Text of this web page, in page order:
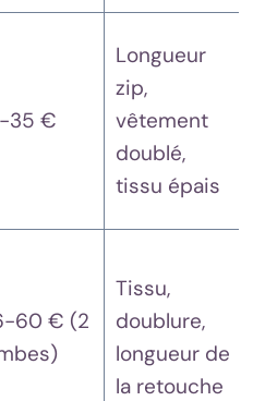
35 €
Longueur
zip,
vêtement
doublé,
tissu épais
60 € (2
Tissu,
doublure,
longueur de
la retouche